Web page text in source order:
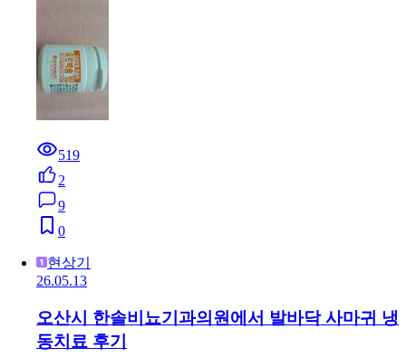
519
2
9
0
현상기
26.05.13
오산시 한솔비뇨기과의원에서 발바닥 사마귀 냉
동치료 후기